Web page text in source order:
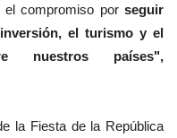
el compromiso por seguir
el turismo y el
nuestros países",
la Fiesta de la República